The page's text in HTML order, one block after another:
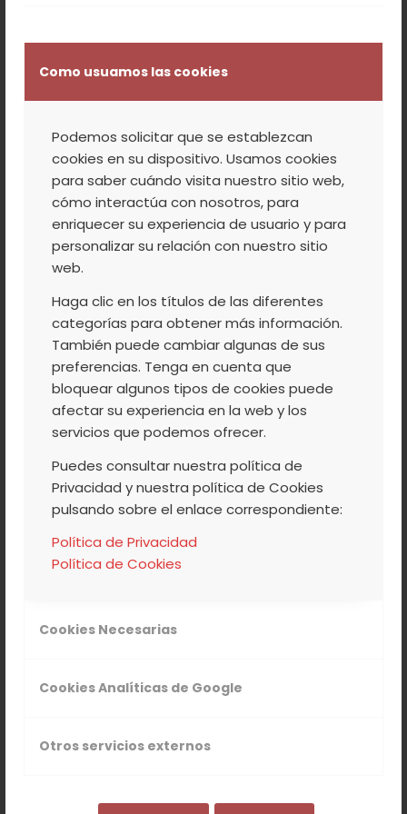
Como usuamos las cookies
Podemos solicitar que se establezcan
cookies en su dispositivo. Usamos cookies
para saber cuándo visita nuestro sitio web,
cómo interactúa con nosotros, para
enriquecer su experiencia de usuario y para
personalizar su relación con nuestro sitio
web.
Haga clic en los títulos de las diferentes
categorías para obtener más información.
También puede cambiar algunas de sus
preferencias. Tenga en cuenta que
bloquear algunos tipos de cookies puede
afectar su experiencia en la web y los
servicios que podemos ofrecer.
Puedes consultar nuestra política de
Privacidad y nuestra política de Cookies
pulsando sobre el enlace correspondiente:
Política de Privacidad
Política de Cookies
Cookies Necesarias
Cookies Analíticas de Google
Otros servicios externos
disponibilidad en el cultivo del cerezo para
adecuarlo a las exigencias de la directiva
2009/128/CE, por la que se establece el
uso sostenible de los plaguicidas, según ha
señalado el presidente del colectivo de
cooperativas jerteñas, que además
engloba a las veratas de Arroyomolinos,
Garganta la Olla, Guijo de Santa Bárbara y
Leer más
22 SEPTIEMBRE, 2017
/ 0 COMENTARIOS
/
NUESTROS PRODUCTOS
VALLE DEL JERTE
LA AGRUPACIÓN DE
DEL JERTE PARTICIPA
EN LAS JORNADAS DEL
AGRICULTURA SOBRE